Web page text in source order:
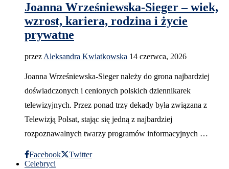
Joanna Wrześniewska-Sieger – wiek,
wzrost, kariera, rodzina i życie
prywatne
przez Aleksandra Kwiatkowska 14 czerwca, 2026
Joanna Wrześniewska-Sieger należy do grona najbardziej
doświadczonych i cenionych polskich dziennikarek
telewizyjnych. Przez ponad trzy dekady była związana z
Telewizją Polsat, stając się jedną z najbardziej
rozpoznawalnych twarzy programów informacyjnych …
Facebook
Twitter
Celebryci